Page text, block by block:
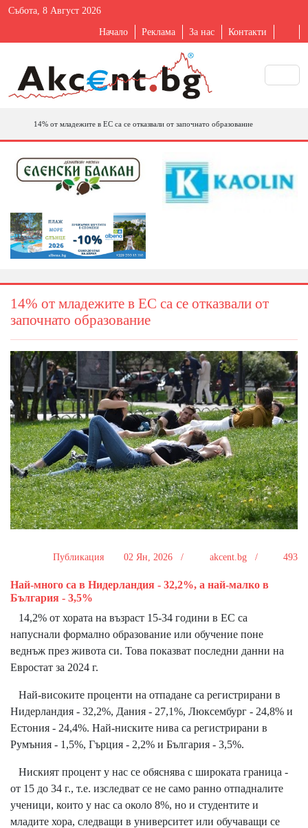
Събота, 8 Август 2026
Начало Реклама За нас Контакти
14% от младежите в ЕС са се отказвали от започнато образование
14% от младежите в ЕС са се отказвали от
започнато образование
Публикация 02 Ян, 2026 / akcent.bg / 493
Най-много са в Нидерландия - 32,2%, а най-малко в
България - 3,5%
14,2% от хората на възраст 15-34 години в ЕС са
напуснали формално образование или обучение поне
веднъж през живота си. Това показват последни данни на
Евростат за 2024 г.
Най-високите проценти на отпадане са регистрирани в
Нидерландия - 32,2%, Дания - 27,1%, Люксембург - 24,8% и
Естония - 24,4%. Най-ниските нива са регистрирани в
Румъния - 1,5%, Гърция - 2,2% и България - 3,5%.
Ниският процент у нас се обяснява с широката граница -
от 15 до 34 г., т.е. изследват се не само ранно отпадналите
ученици, които у нас са около 8%, но и студентите и
младите хора, следващи в университет или обучаващи се